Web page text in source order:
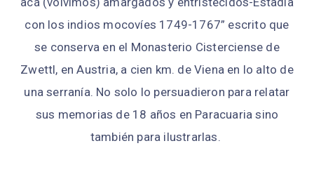
con los indios mocovíes 1749-1767” escrito que
se conserva en el Monasterio Cisterciense de
Zwettl, en Austria, a cien km. de Viena en lo alto de
una serranía. No solo lo persuadieron para relatar
sus memorias de 18 años en Paracuaria sino
también para ilustrarlas.